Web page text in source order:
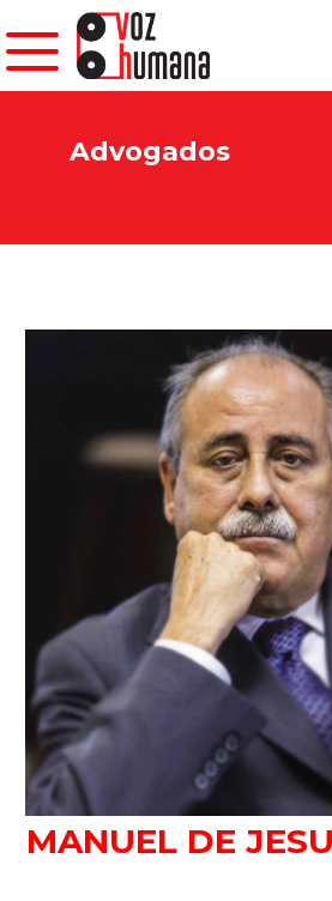
Advogados
MANUEL DE
Newsletter.
Assine e receba os conteúdos